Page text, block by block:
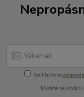
Souhlasím se
Můžete se